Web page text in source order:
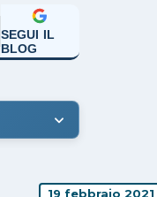
SEGUI IL
BLOG
19 febbraio 2021